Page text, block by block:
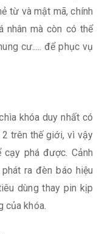
từ và mật mã, chính
nhân mà còn có thể
cư..... để phục vụ
khóa duy nhất có
trên thế giới, vì vậy
phá được. Cảnh
ra đèn báo hiệu
dùng thay pin kịp
của khóa.